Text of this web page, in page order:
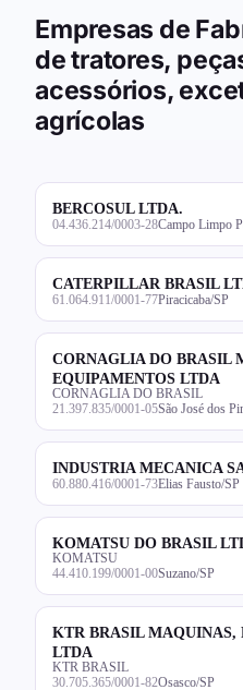
Empresas de
de tratores,
acessórios,
agrícolas
BERCOSUL LTDA.
04.436.214/0003-28Campo Limpo
CATERPILLAR BRASIL
61.064.911/0001-77Piracicaba/SP
CORNAGLIA DO BRASIL
EQUIPAMENTOS LTDA
CORNAGLIA DO BRASIL
21.397.835/0001-05São José dos
INDUSTRIA MECANICA
60.880.416/0001-73Elias Fausto/SP
KOMATSU DO BRASIL
KOMATSU
44.410.199/0001-00Suzano/SP
KTR BRASIL MAQUINAS,
LTDA
KTR BRASIL
30.705.365/0001-82Osasco/SP